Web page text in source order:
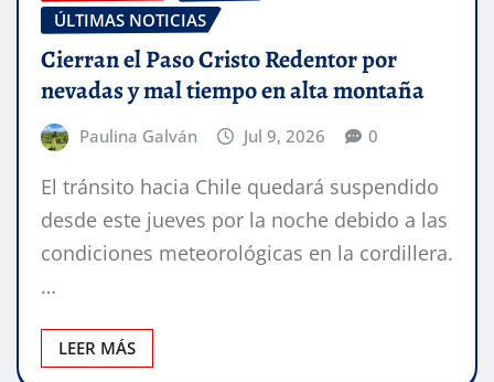
ÚLTIMAS NOTICIAS
Cierran el Paso Cristo Redentor por
nevadas y mal tiempo en alta montaña
Paulina Galván Jul 9, 2026 0
El tránsito hacia Chile quedará suspendido
desde este jueves por la noche debido a las
condiciones meteorológicas en la cordillera.
…
LEER MÁS